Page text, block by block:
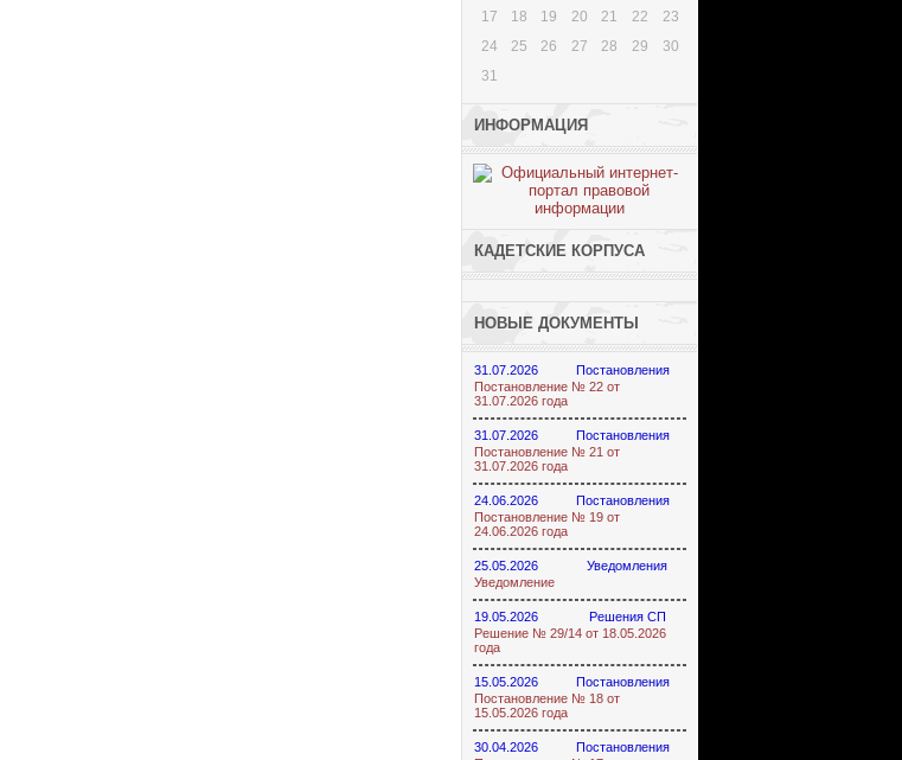
17
18 19 20 21 22
23
24
25 26 27 28 29
30
31
ИНФОРМАЦИЯ
КАДЕТСКИЕ КОРПУСА
НОВЫЕ ДОКУМЕНТЫ
31.07.2026
Постановления
Постановление № 22 от
31.07.2026 года
31.07.2026
Постановления
Постановление № 21 от
31.07.2026 года
24.06.2026
Постановления
Постановление № 19 от
24.06.2026 года
25.05.2026
Уведомления
Уведомление
19.05.2026
Решения СП
Решение № 29/14 от 18.05.2026
года
15.05.2026
Постановления
Постановление № 18 от
15.05.2026 года
30.04.2026
Постановления